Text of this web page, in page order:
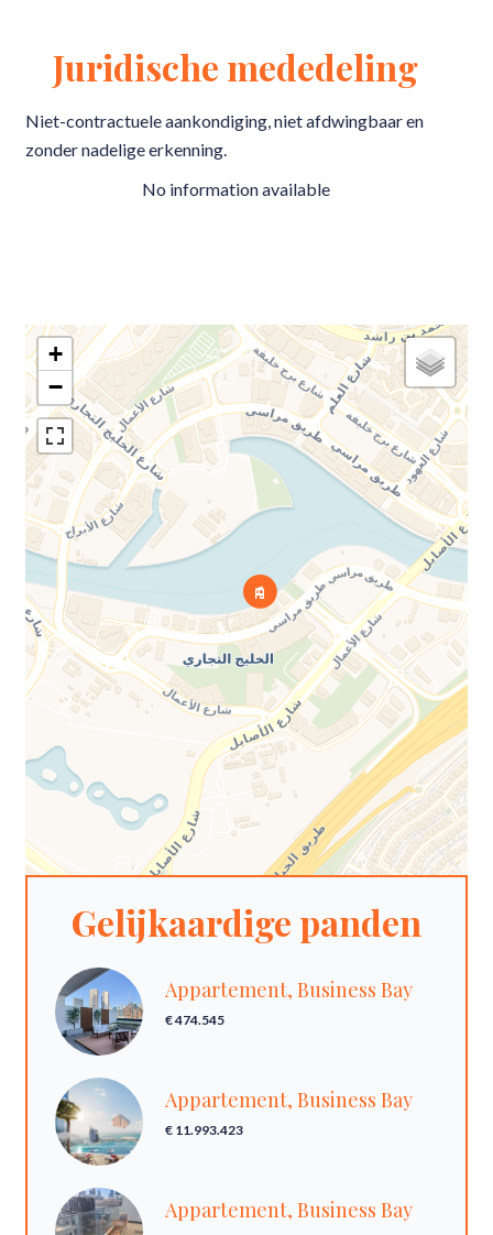
Juridische mededeling
Niet-contractuele aankondiging, niet afdwingbaar en
zonder nadelige erkenning.
No information available
+
−
Gelijkaardige panden
Appartement, Business Bay
€ 474.545
Appartement, Business Bay
€ 11.993.423
Appartement, Business Bay